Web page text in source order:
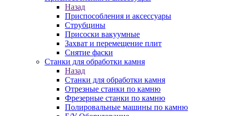
Назад
Приспособления и аксессуары
Струбцины
Присоски вакуумные
Захват и перемещение плит
Снятие фаски
Станки для обработки камня
Назад
Станки для обработки камня
Отрезные станки по камню
Фрезерные станки по камню
Полировальные машины по камню